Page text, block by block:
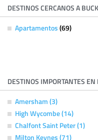
DESTINOS CERCANOS A
Apartamentos (69)
DESTINOS IMPORTANTES
Amersham (3)
High Wycombe (14)
Chalfont Saint Peter (1)
Milton Keynes (71)